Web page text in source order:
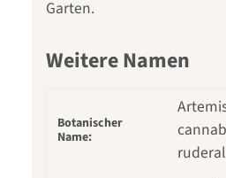
Garten.
Weitere Namen
Botanischer
Name: